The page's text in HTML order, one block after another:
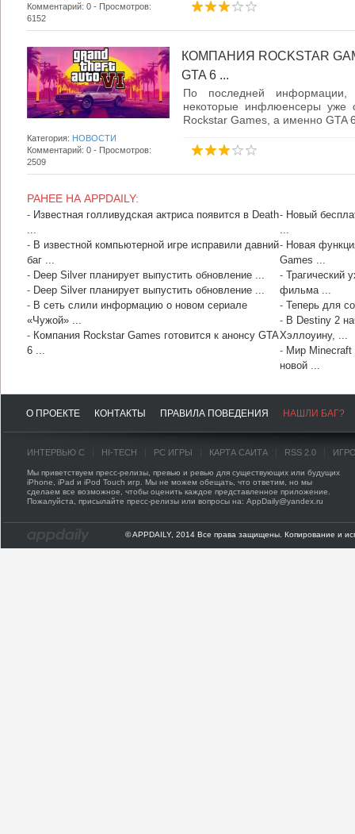
Комментарий: 0 - Просмотров:
6152
КОМПАНИЯ ROCKSTAR
GTA 6 ...
По последней информации,
некоторые инфлюенсеры уже
Rockstar Games, а именно GTA
Категория: НОВОСТИ
Комментарий: 0 - Просмотров:
2509
РАНЕЕ НА APPDAILY:
- Известная голливудская актриса появится в Death
...
- В известной компьютерной игре исправили давний
баг ...
- Deep Silver планирует выпустить обновление ...
- Deep Silver планирует выпустить обновление ...
- В сеть слили информацию о новом сериале
«Чужой» ...
- Компания Rockstar Games готовится к анонсу GTA
6 ...
- Новый
...
- Новая
Games ...
- Трагический
фильма ...
- Теперь для
- В Destiny 2
Хэллоуину, ...
- Мир Minecraft
новой ...
О ПРОЕКТЕ КОНТАКТЫ ПРАВИЛА ПОВЕДЕНИЯ НАШЛИ БАГ?
ИНТЕРВЬЮ С HI-TECH PC ИГРЫ КАРТА САЙТА RSS 2.0
Мы приветствуем пресс-релизы, превью и ревью для существующих или будущих
iPhone, iPad и iPod Touch игр. Мы не можем обещать, что ответим, но мы
сделаем все возможное, чтобы оценить каждое представленное приложение.
Пожалуйста, присылайте пресс-релизы или вопросы на: AppDaily@yandex.ru
© APPDAILY, 2014 Все права защищены. Копирование и